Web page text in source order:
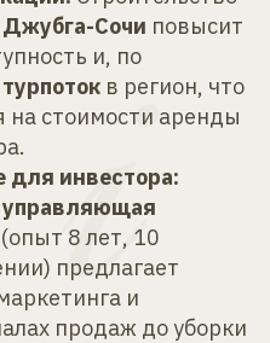
Джубга-Сочи повысит
и, по
в регион, что
на стоимости аренды
для инвестора:
управляющая
(опыт 8 лет, 10
предлагает
и
продаж до уборки